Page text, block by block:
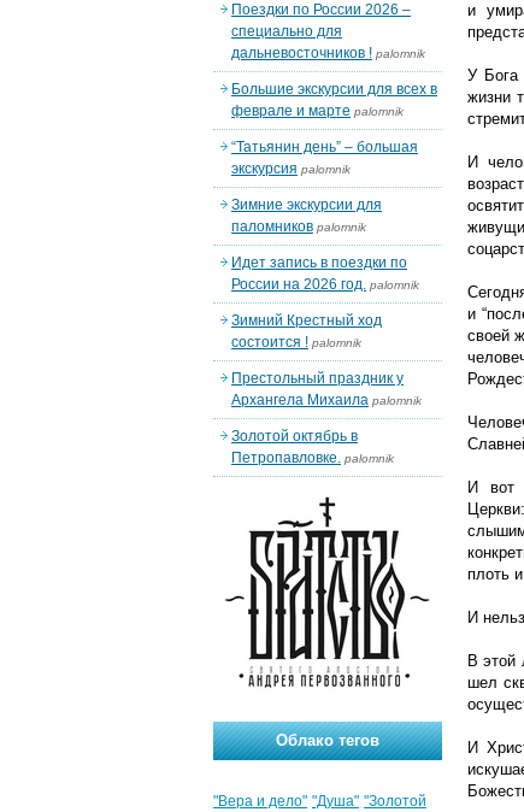
и
У Бога
жизни
И
и
своей
И вот
плоть
И
В этой
шел
И
Поездки по России 2026 –
специально для
дальневосточников ! palomnik
Большие экскурсии для всех в
феврале и марте palomnik
“Татьянин день” – большая
экскурсия palomnik
Зимние экскурсии для
паломников palomnik
Идет запись в поездки по
России на 2026 год. palomnik
Зимний Крестный ход
состоится ! palomnik
Престольный праздник у
Архангела Михаила palomnik
Золотой октябрь в
Петропавловке. palomnik
Облако тегов
"Вера и дело" "Душа" "Золотой